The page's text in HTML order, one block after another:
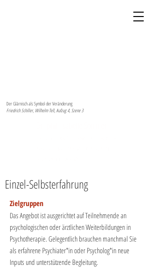
Der Glärnisch als Symbol der Veränderung
Friedrich Schiller, Wilhelm Tell, Aufzug 4, Szene 3
Einzel-Selbsterfahrung
Zielgruppen
Das Angebot ist ausgerichtet auf Teilnehmende an
psychologischen oder ärztlichen Weiterbildungen in
Psychotherapie. Gelegentlich brauchen manchmal Sie
als erfahrene Psychiater*in oder Psycholog*in neue
Inputs und unterstützende Begleitung.